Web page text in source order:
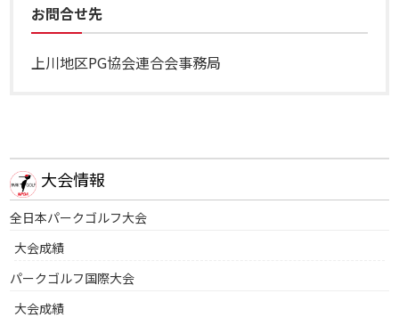
大会情報
全日本パークゴルフ大会
大会成績
パークゴルフ国際大会
大会成績
お問合せ先
上川地区PG協会連合会事務局